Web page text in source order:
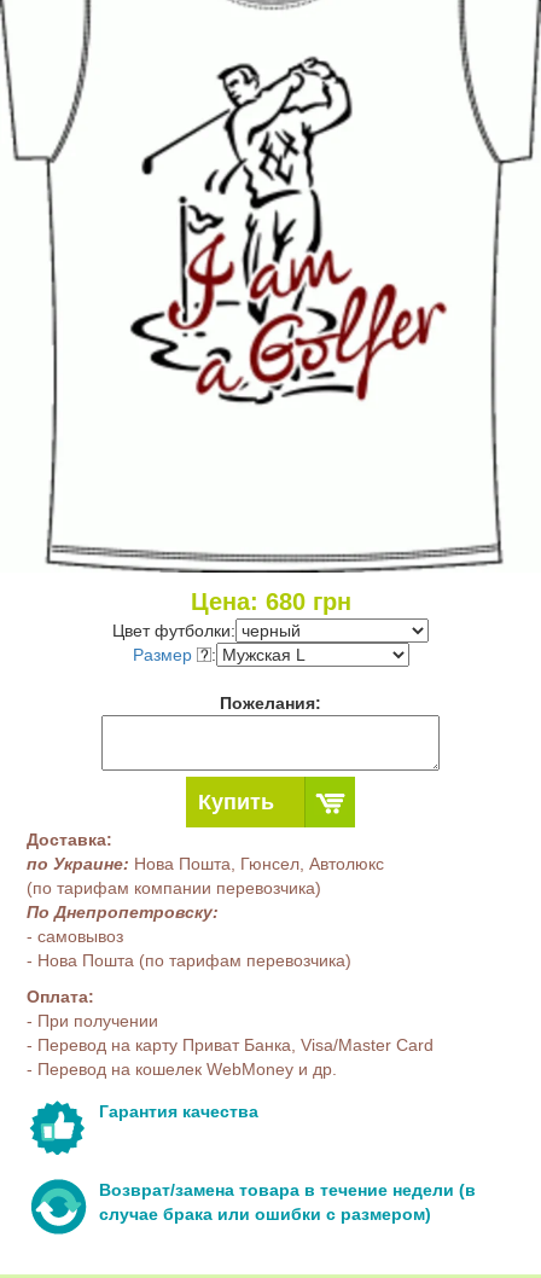
Цена: 680грн
Цвет футболки:
Размер
:
Пожелания:
Купить
Доставка:
по Украине: Нова Пошта, Гюнсел, Автолюкс
(по тарифам компании перевозчика)
По Днепропетровску:
- самовывоз
- Нова Пошта (по тарифам перевозчика)
Оплата:
- При получении
- Перевод на карту Приват Банка, Visa/Master Card
- Перевод на кошелек WebMoney и др.
Гарантия качества
Возврат/замена товара в течение недели (в
случае брака или ошибки с размером)